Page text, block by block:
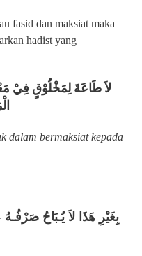
fasid dan maksiat maka
hadist yang
لاَ طَاعَةَ لِمَخْلُوْقٍ فِيْ
dalam bermaksiat kepada
بِغَيْرِ هَذَا لاَ يُـبَاحُ